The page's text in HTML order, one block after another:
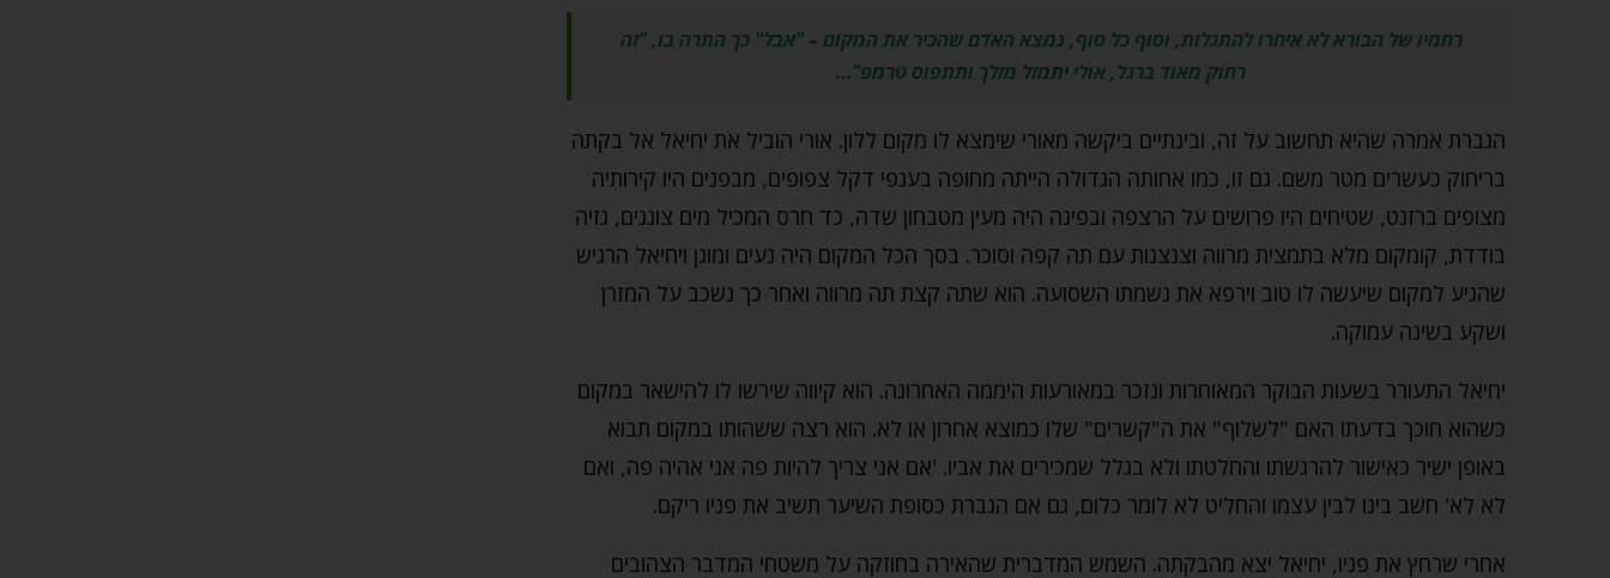
רחמיו של הבורא לא איחרו להתגלות, וסוף כל סוף, נמצא האדם שהכיר את המקום – "אבל" כך התרה בו, "זה
רחוק מאוד ברגל, אולי יתמזל מזלך ותתפוס טרמפ"…
הגברת אמרה שהיא תחשוב על זה, ובינתיים ביקשה מאורי שימצא לו מקום ללון. אורי הוביל את יחיאל אל בקתה
בריחוק כעשרים מטר משם. גם זו, כמו אחותה הגדולה הייתה מחופה בענפי דקל צפופים, מבפנים היו קירותיה
מצופים ברזנט, שטיחים היו פרושים על הרצפה ובפינה היה מעין מטבחון שדה, כד חרס המכיל מים צוננים, גזיה
בודדת, קומקום מלא בתמצית מרווה וצנצנות עם תה קפה וסוכר. בסך הכל המקום היה נעים ומוגן ויחיאל הרגיש
שהגיע למקום שיעשה לו טוב וירפא את נשמתו השסועה. הוא שתה קצת תה מרווה ואחר כך נשכב על המזרן
ושקע בשינה עמוקה.
יחיאל התעורר בשעות הבוקר המאוחרות ונזכר במאורעות היממה האחרונה. הוא קיווה שירשו לו להישאר במקום
כשהוא חוכך בדעתו האם "לשלוף" את ה"קשרים" שלו כמוצא אחרון או לא. הוא רצה ששהותו במקום תבוא
באופן ישיר כאישור להרגשתו והחלטתו ולא בגלל שמכירים את אביו. 'אם אני צריך להיות פה אני אהיה פה, ואם
לא לא' חשב בינו לבין עצמו והחליט לא לומר כלום, גם אם הגברת כסופת השיער תשיב את פניו ריקם.
אחרי שרחץ את פניו, יחיאל יצא מהבקתה. השמש המדברית שהאירה בחוזקה על משטחי המדבר הצהובים